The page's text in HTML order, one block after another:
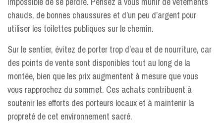
chauds, de bonnes chaussures et d’un peu d’argent pour
utiliser les toilettes publiques sur le chemin.
Sur le sentier, évitez de porter trop d’eau et de nourriture, car
des points de vente sont disponibles tout au long de la
montée, bien que les prix augmentent à mesure que vous
vous rapprochez du sommet. Ces achats contribuent à
soutenir les efforts des porteurs locaux et à maintenir la
propreté de cet environnement sacré.